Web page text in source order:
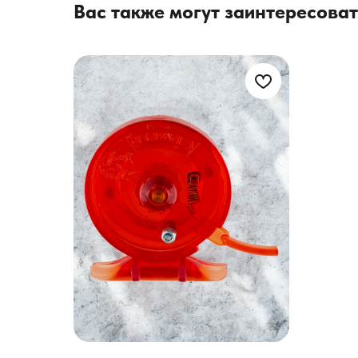
Вас также могут